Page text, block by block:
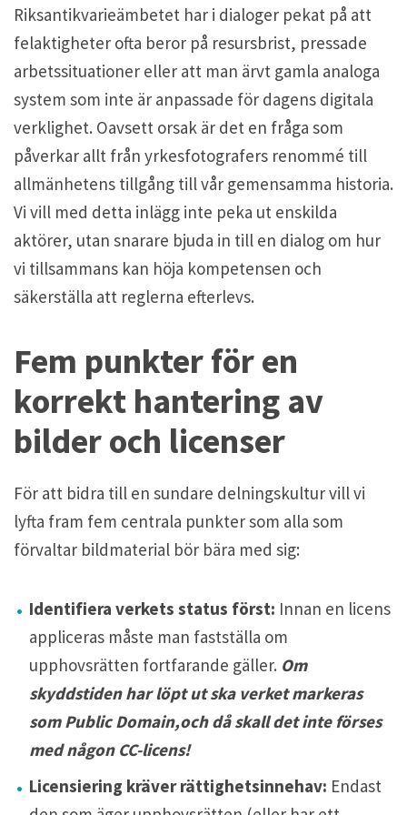
Riksantikvarieämbetet har i dialoger pekat på att
felaktigheter ofta beror på resursbrist, pressade
arbetssituationer eller att man ärvt gamla analoga
system som inte är anpassade för dagens digitala
verklighet. Oavsett orsak är det en fråga som
påverkar allt från yrkesfotografers renommé till
allmänhetens tillgång till vår gemensamma historia.
Vi vill med detta inlägg inte peka ut enskilda
aktörer, utan snarare bjuda in till en dialog om hur
vi tillsammans kan höja kompetensen och
säkerställa att reglerna efterlevs.
Fem punkter för en
korrekt hantering av
bilder och licenser
För att bidra till en sundare delningskultur vill vi
lyfta fram fem centrala punkter som alla som
förvaltar bildmaterial bör bära med sig:
Identifiera verkets status först: Innan en licens
appliceras måste man fastställa om
upphovsrätten fortfarande gäller. Om
skyddstiden har löpt ut ska verket markeras
som Public Domain,och då skall det inte förses
med någon CC-licens!
Licensiering kräver rättighetsinnehav: Endast